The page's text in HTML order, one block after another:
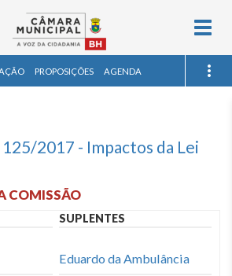
PROPOSIÇÕES AGENDA
2017 - Impactos da Lei
COMISSÃO
SUPLENTES
Eduardo da Ambulância